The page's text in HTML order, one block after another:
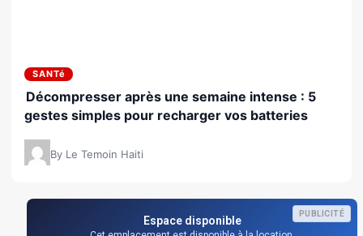
SANTé
Décompresser après une semaine intense : 5
gestes simples pour recharger vos batteries
By Le Temoin Haiti
PUBLICITÉ
Espace disponible